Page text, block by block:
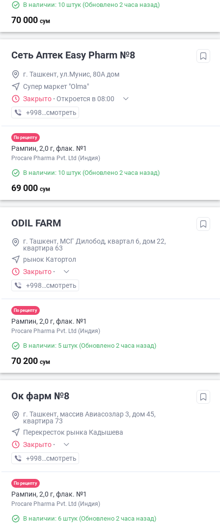
В наличии: 10 штук (Обновлено 2 часа назад)
70 000 сум
Сеть Аптек Easy Pharm №8
г. Ташкент, ул.Мунис, 80А дом
Супер маркет "Olma"
Закрыто · Откроется в 08:00
+998 (70) XXX-XX-XX
смотреть
По рецепту
Рампин, 2,0 г, флак. №1
Procare Pharma Pvt. Ltd (Индия)
В наличии: 10 штук (Обновлено 2 часа назад)
69 000 сум
ODIL FARM
г. Ташкент, МСГ Дилобод, квартал 6, дом 22,
квартира 63
рынок Катортол
Закрыто ·
+998 (97) XXX-XX-XX
смотреть
По рецепту
Рампин, 2,0 г, флак. №1
Procare Pharma Pvt. Ltd (Индия)
В наличии: 5 штук (Обновлено 2 часа назад)
70 200 сум
Ок фарм №8
г. Ташкент, массив Авиасозлар 3, дом 45,
квартира 73
Перекресток рынка Кадышева
Закрыто ·
+998 (90) XXX-XX-XX
смотреть
По рецепту
Рампин, 2,0 г, флак. №1
Procare Pharma Pvt. Ltd (Индия)
В наличии: 6 штук (Обновлено 2 часа назад)